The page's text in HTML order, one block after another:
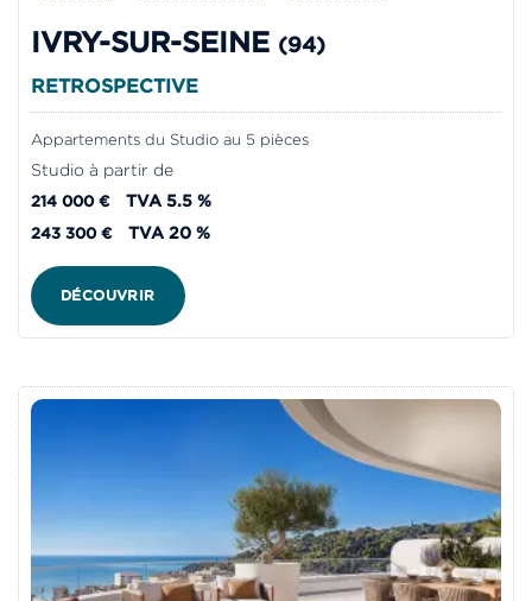
IVRY-SUR-SEINE (94)
RETROSPECTIVE
Appartements du Studio au 5 pièces
Studio à partir de
214 000 € TVA 5.5 %
243 300 € TVA 20 %
DÉCOUVRIR